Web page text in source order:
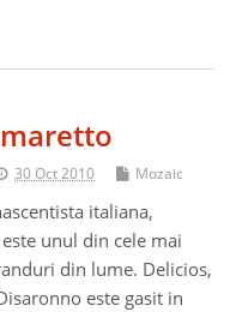
30 Oct 2010 Mozaic
italiana,
unul din cele mai
din lume. Delicios,
este gasit in